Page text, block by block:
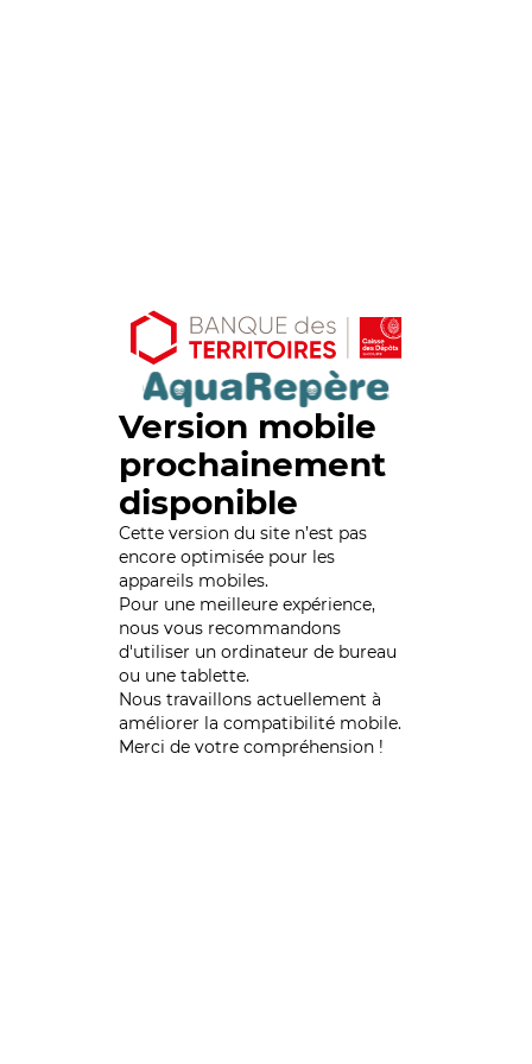
Version mobile
prochainement
disponible
Cette version du site n’est pas
encore optimisée pour les
appareils mobiles.
Pour une meilleure expérience,
nous vous recommandons
d'utiliser un ordinateur de bureau
ou une tablette.
Nous travaillons actuellement à
améliorer la compatibilité mobile.
Merci de votre compréhension !